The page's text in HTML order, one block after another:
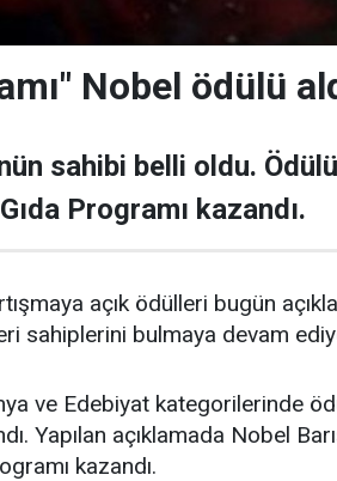
Nobel ödülü
sahibi belli oldu.
Programı kazandı.
açık ödülleri bugün
sahiplerini bulmaya devam
ve Edebiyat kategorilerinde
Yapılan açıklamada Nobel
kazandı.